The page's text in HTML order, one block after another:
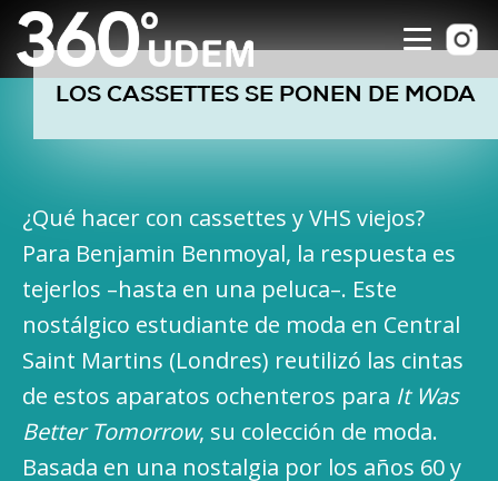
LOS CASSETTES SE PONEN DE MODA
¿Qué hacer con cassettes y VHS viejos?
Para Benjamin Benmoyal, la respuesta es
tejerlos –hasta en una peluca–. Este
nostálgico estudiante de moda en Central
Saint Martins (Londres) reutilizó las cintas
de estos aparatos ochenteros para It Was
Better Tomorrow, su colección de moda.
Basada en una nostalgia por los años 60 y